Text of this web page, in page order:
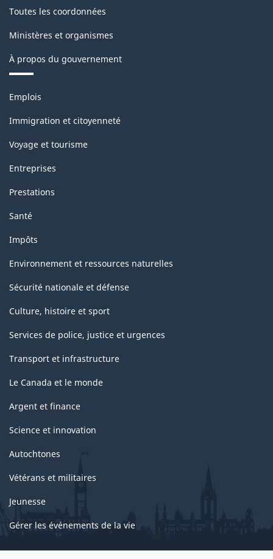
Toutes les coordonnées
Ministères et organismes
À propos du gouvernement
Thèmes
sujets
Emplois
Immigration et citoyenneté
Voyage et tourisme
Entreprises
Prestations
Santé
Impôts
Environnement et ressources naturelles
Sécurité nationale et défense
Culture, histoire et sport
Services de police, justice et urgences
Transport et infrastructure
Le Canada et le monde
Argent et finance
Science et innovation
Autochtones
Vétérans et militaires
Jeunesse
Gérer les événements de la vie